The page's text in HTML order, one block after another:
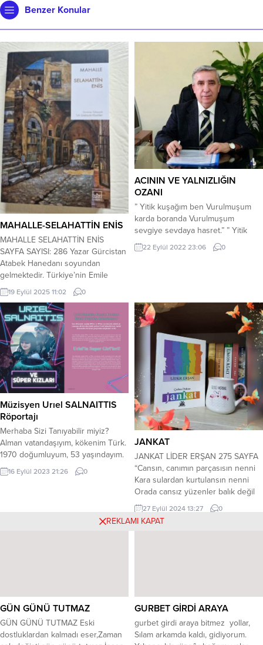
Benzer Konular
MAHALLE-SELAHATTİN ENİS
MAHALLE SELAHATTİN ENİS
SAYFA SAYISI: 286 Yazar Gürcistan
Atabek Hanedanı soyundan
gelmektedir. Türkiye’nin Emile
Zola’sı olarak tanınmaktadır. I.
Dünya Savaşı’nda askere alınınca
hukuk öğrenimini yarıda bırakmak
zorunda kalan yazar, yedek subay
olarak İstanbul’da görev yapmıştır.
Türk edebiyatında realizmin
öncülerindendir. 50 yaşında vefat
eden yazarın son olarak yazdığı
romanıdır. Peyami Safa’nın...
19 Eylül 2025 11:02 0
ACININ VE YALNIZLIĞIN
OZANI
” Yitik kuşağım ben Vurulmuşum
karda boranda Vurulmuşum
sevgiye sevdaya hasret.” ” Yitik
kuşağım ben” diye tanımlar kendini
acının ve yalnızlığın ozanı İsmet
şiirleri buna göre biçimlendirmiş.
Konularını bu tema üzerine
kurgulamış. Kendini ; ” Ben...
22 Eylül 2022 23:06 0
Müzisyen Urıel SALNAITTIS
Röportajı
Merhaba Sizi Tanıyabilir miyiz?
Alman vatandaşıyım, kökenim Türk.
1970 doğumluyum, 53 yaşındayım.
İki kız çocuğum bir de torunum var.
İsminizi ilk etapta duyanlar seçilmiş
Yahudi ismi ama gerçek ismim.
16 Eylül 2023 21:26 0
JANKAT
JANKAT LİDER ERŞAN 275 SAYFA
“Cansın, canımın parçasısın nenni
Kara sulardan kurtulansın nenni
Orada cansız yüzenler balık değil
Yavru canlardı nenni de nenni.
Balık değil yavru canlardı nenni.”
Büyük Çerkes sürgününün küçük,
27 Eylül 2024 13:27 0
GÜN GÜNÜ TUTMAZ
GÜN GÜNÜ TUTMAZ Eski
dostluklardan kalmadı eser,Zaman
GURBET GİRDİ ARAYA
​gurbet girdi araya bitmez yollar,
Sılam arkamda kaldı, gidiyorum.
REKLAMI KAPAT